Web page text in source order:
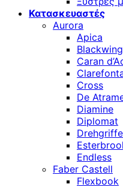
Κατασκευαστές
Aurora
Apica
Blackwing
Caran
Cross
De
Diamine
Diplomat
Endless
Faber Castell
Flexbook